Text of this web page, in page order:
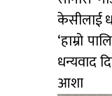
केसीलाई
‘हाम्रो
धन्यवाद